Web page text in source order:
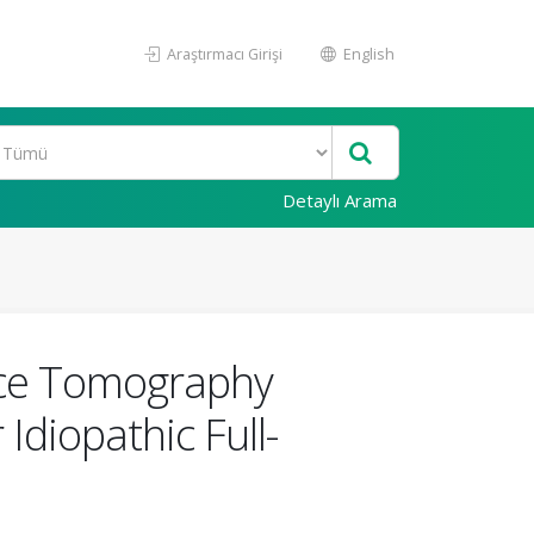
Araştırmacı Girişi English
Detaylı Arama
Tomography
Full-